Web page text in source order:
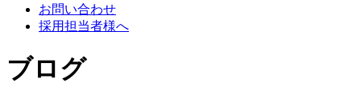
お問い合わせ
採用担当者様へ
ブログ